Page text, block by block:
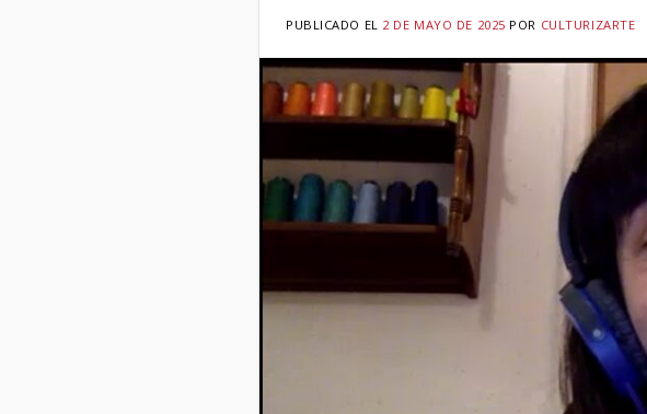
PUBLICADO EL 2 DE MAYO DE 2025 POR CULTURIZARTE